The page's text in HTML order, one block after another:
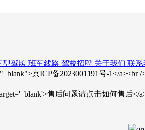
型驾照 班车线路 驾校招聘 关于我们 联系
京ICP备2023001191号-1</
售后问题请点击如何售后</